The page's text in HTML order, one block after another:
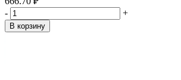
-
+
В корзину